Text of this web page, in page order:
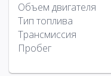
Объем двигателя
Тип топлива
Трансмиссия
Пробег